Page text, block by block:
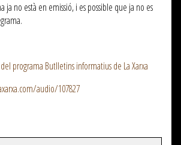
ja no està en emissió, i es possible que ja no es
programa Butlletins informatius de La Xarxa
audio/107827